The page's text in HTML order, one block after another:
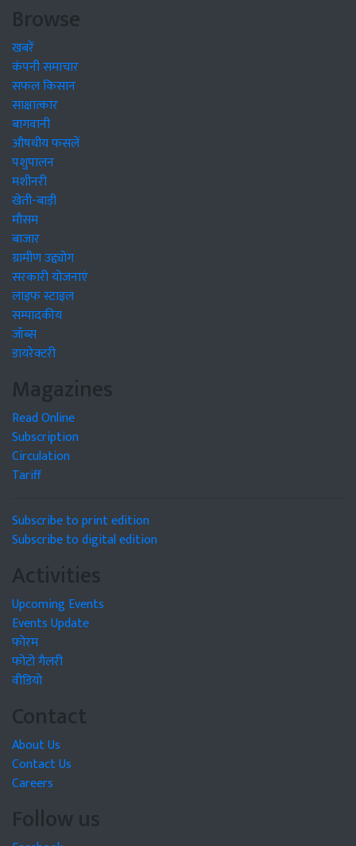
Browse
खबरें
कंपनी समाचार
सफल किसान
साक्षात्कार
बागवानी
औषधीय फसलें
पशुपालन
मशीनरी
खेती-बाड़ी
मौसम
बाजार
ग्रामीण उद्द्योग
सरकारी योजनाएं
लाइफ स्टाइल
सम्पादकीय
जॉब्स
डायरेक्टरी
Magazines
Read Online
Subscription
Circulation
Tariff
Subscribe to print edition
Subscribe to digital edition
Activities
Upcoming Events
Events Update
फोरम
फोटो गैलरी
वीडियो
Contact
About Us
Contact Us
Careers
Follow us